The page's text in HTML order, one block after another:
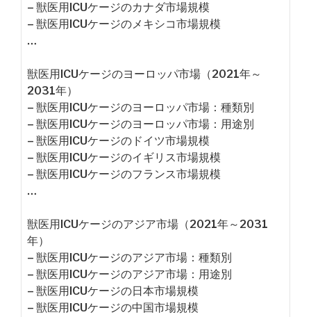
– 獣医用ICUケージのカナダ市場規模
– 獣医用ICUケージのメキシコ市場規模
…
獣医用ICUケージのヨーロッパ市場（2021年～
2031年）
– 獣医用ICUケージのヨーロッパ市場：種類別
– 獣医用ICUケージのヨーロッパ市場：用途別
– 獣医用ICUケージのドイツ市場規模
– 獣医用ICUケージのイギリス市場規模
– 獣医用ICUケージのフランス市場規模
…
獣医用ICUケージのアジア市場（2021年～2031
年）
– 獣医用ICUケージのアジア市場：種類別
– 獣医用ICUケージのアジア市場：用途別
– 獣医用ICUケージの日本市場規模
– 獣医用ICUケージの中国市場規模